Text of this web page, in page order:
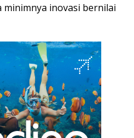
inovasi bernilai